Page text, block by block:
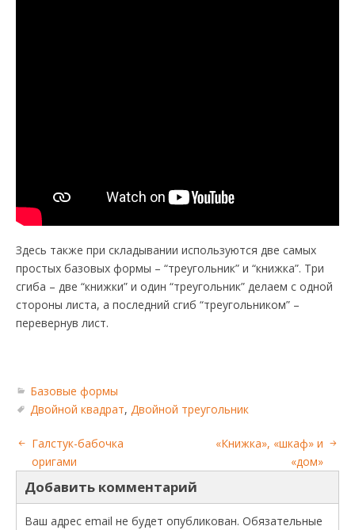
Здесь также при складывании используются две самых
простых базовых формы – “треугольник” и “книжка”. Три
сгиба – две “книжки” и один “треугольник” делаем с одной
стороны листа, а последний сгиб “треугольником” –
перевернув лист.
Базовые формы
Двойной квадрат, Двойной треугольник
Галстук-бабочка
оригами
«Книжка», «шкаф» и
«дом»
Добавить комментарий
Ваш адрес email не будет опубликован. Обязательные